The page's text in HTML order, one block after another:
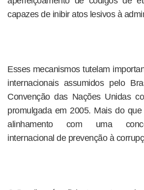
capazes de inibir atos lesivos à
Esses mecanismos tutelam
internacionais assumidos pelo
Convenção das Nações Unidas
promulgada em 2005. Mais do
alinhamento com uma
internacional de prevenção à